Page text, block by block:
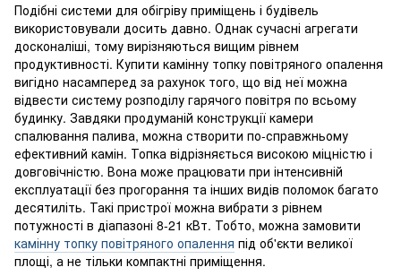
Подібні системи для обігріву приміщень і будівель
використовували досить давно. Однак сучасні агрегати
досконаліші, тому вирізняються вищим рівнем
продуктивності. Купити камінну топку повітряного опалення
вигідно насамперед за рахунок того, що від неї можна
відвести систему розподілу гарячого повітря по всьому
будинку. Завдяки продуманій конструкції камери
спалювання палива, можна створити по-справжньому
ефективний камін. Топка відрізняється високою міцністю і
довговічністю. Вона може працювати при інтенсивній
експлуатації без прогорання та інших видів поломок багато
десятиліть. Такі пристрої можна вибрати з рівнем
потужності в діапазоні 8-21 кВт. Тобто, можна замовити
камінну топку повітряного опалення під об'єкти великої
площі, а не тільки компактні приміщення.